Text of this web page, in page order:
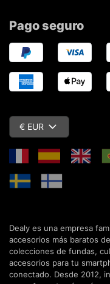
Pago seguro
€ EUR
Dealy es una empresa
accesorios más baratos
colecciones de fundas,
accesorios para tu
conectado. Desde 2012,